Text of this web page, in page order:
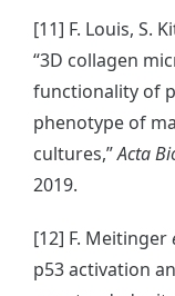
[11] F. Louis, S.
“3D collagen
functionality of
phenotype of
cultures,”Acta
2019.
[12] F. Meitinger
p53 activation